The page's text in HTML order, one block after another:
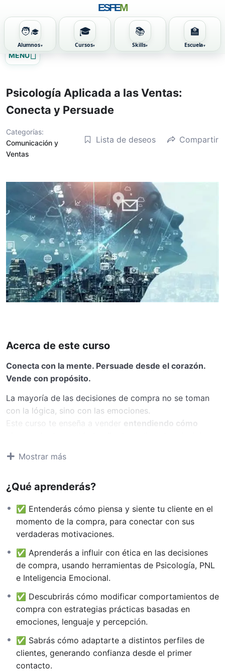
ESFEM
🧑‍🎓
Alumnos
🎓
Cursos
📚
Skills
🏫
Escuela
al
MENU
Psicología Aplicada a las Ventas:
Conecta y Persuade
Categorías:
Comunicación y
Ventas
Lista de deseos Compartir
Acerca de este curso
Conecta con la mente. Persuade desde el corazón.
Vende con propósito.
La mayoría de las decisiones de compra no se toman
con la lógica, sino con las emociones.
Este curso te enseña a vender
entendiendo cómo
Inteligencia Emocional
Descubrirás cómo crear conexión, generar confianza y
utilizar técnicas éticas de persuasión para influir en el
proceso de decisión de forma efectiva y humana .
A lo largo de este viaje, aprenderás aidentificar los
perfiles emocionales de tus clientes
comunicación, gestionar objeciones desde lo
emocional, y cerrar ventas sin presión, creando
relaciones duraderas y auténticas.
Un curso práctico, dinámico y lleno de herramientas
reales paraconvertirte en un profesional que no solo
vende, sino que deja huella.
Este curso no es solo sobre ventas. Es
sobre personas, emociones y confianza.
Mostrar más
¿Qué aprenderás?
✅ Entenderás cómo piensa y siente tu cliente en el
momento de la compra, para conectar con sus
verdaderas motivaciones.
✅ Aprenderás a influir con ética en las decisiones
de compra, usando herramientas de Psicología, PNL
e Inteligencia Emocional.
✅ Descubrirás cómo modificar comportamientos de
compra con estrategias prácticas basadas en
emociones, lenguaje y percepción.
✅ Sabrás cómo adaptarte a distintos perfiles de
clientes, generando confianza desde el primer
contacto.